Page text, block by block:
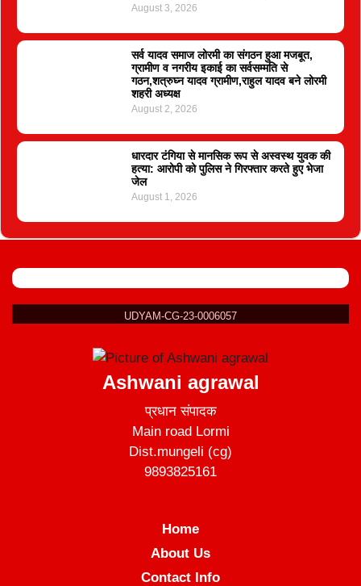
August 3, 2026
सर्व यादव समाज लोरमी का संगठन हुआ मजबूत,
ग्रामीण व नगरीय इकाई का सर्वसम्मति से
गठन,शत्रुघ्न यादव ग्रामीण,राहुल यादव बने लोरमी
शहरी अध्यक्ष
August 2, 2026
धारदार टंगिया से मानसिक रूप से अस्वस्थ युवक की
हत्या: आरोपी को पुलिस ने गिरफ्तार करते हुए भेजा
जेल
August 1, 2026
UDYAM-CG-23-0006057
Ashwani agrawal
प्रधान संपादक
Main road Lormi
Dist.mungeli (cg)
9893825161
Home
About Us
Contact Info